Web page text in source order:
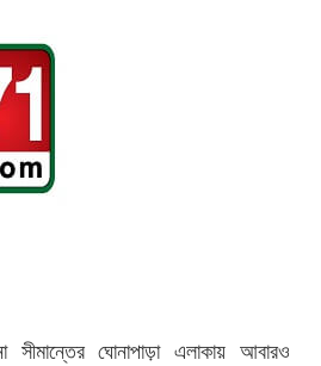
ঘোনাপাড়া এলাকায় আবারও